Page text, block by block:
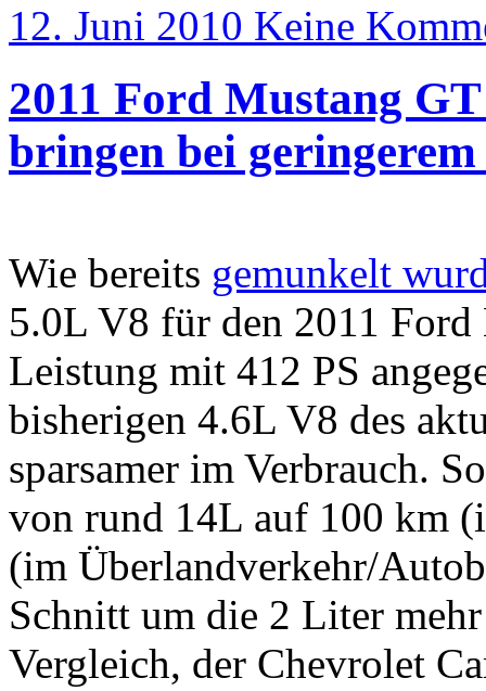
12. Juni 2010 Keine
2011 Ford Mustang
bringen bei
Wie bereits gemunkelt
5.0L V8 für den 2011
Leistung mit 412 PS
bisherigen 4.6L V8 des
sparsamer im Verbrauch.
von rund 14L auf 100 km
(im Überlandverkehr/
Schnitt um die 2 Liter
Vergleich, der Chevrolet